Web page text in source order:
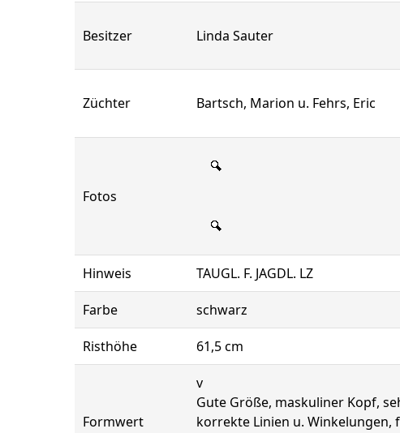
Besitzer Linda Sauter
Züchter Bartsch, Marion u. Fehrs, Eric
Fotos
Hinweis TAUGL. F. JAGDL. LZ
Farbe schwarz
Risthöhe 61,5 cm
Formwert
v
Gute Größe, maskuliner Kopf,
korrekte Linien u. Winkelungen,